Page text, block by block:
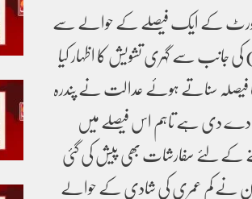
کے ایک فیصلے کے حوالے سے
جانب سے گہری تشویش کا اظہار کیا
فیصلہ سناتے ہوئے عدالت نے پندرہ
دے دی ہے تاہم اس فیصلے میں
کے لئے سفارشات بھی پیش کی گئی
نے کم عمری کی شادی کے حوالے